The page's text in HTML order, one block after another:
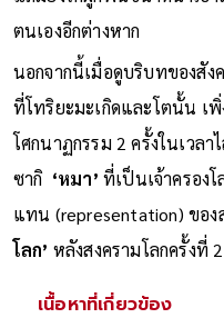
ตนเองอีกต่างหาก
นอกจากนี้เมื่อดูบริบทของสั
ที่โทริยะมะเกิดและโตนั้น
โศกนาฏกรรม 2 ครั้งในเวล
ซากิ ‘หมา’ที่เป็นเจ้าครอง
แทน (representation) ของ
โลก’ หลังสงครามโลกครั้งที่
เนื้อหาที่เกี่ยวข้อง